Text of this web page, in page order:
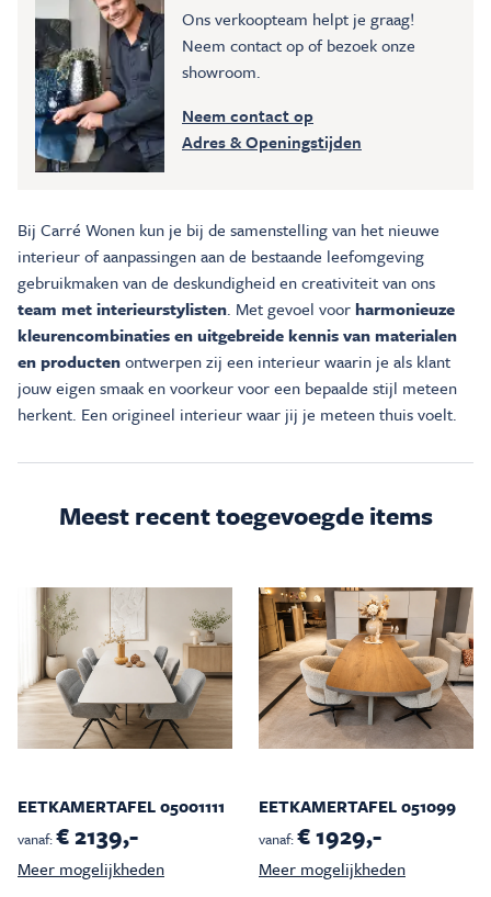
Ons verkoopteam helpt je graag!
Neem contact op of bezoek onze
showroom.
Neem contact op
Adres & Openingstijden
Bij Carré Wonen kun je bij de samenstelling van het nieuwe
interieur of aanpassingen aan de bestaande leefomgeving
gebruikmaken van de deskundigheid en creativiteit van ons
team met interieurstylisten. Met gevoel voorharmonieuze
kleurencombinaties en uitgebreide kennis van materialen
en productenontwerpen zij een interieur waarin je als klant
jouw eigen smaak en voorkeur voor een bepaalde stijl meteen
herkent. Een origineel interieur waar jij je meteen thuis voelt.
Meest recent toegevoegde items
EETKAMERTAFEL 05001111
vanaf:€ 2139,-
Meer mogelijkheden
EETKAMERTAFEL 051099
vanaf:€ 1929,-
Meer mogelijkheden